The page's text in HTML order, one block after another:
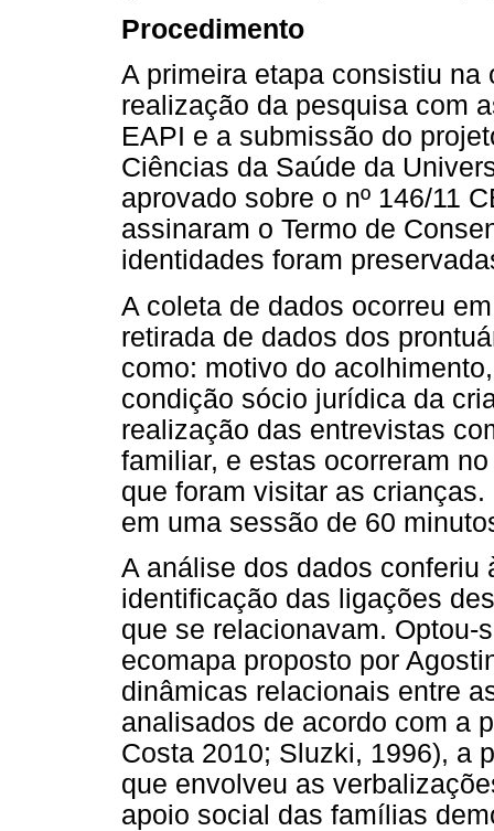
Procedimento
A primeira etapa consistiu
realização da pesquisa com
EAPI e a submissão do
Ciências da Saúde da
aprovado sobre o nº 146/11
assinaram o Termo de
identidades foram
A coleta de dados ocorreu
retirada de dados dos
como: motivo do
condição sócio jurídica da
realização das entrevistas
familiar, e estas ocorreram
que foram visitar as
em uma sessão de 60
A análise dos dados
identificação das ligações
que se relacionavam. Optou-
ecomapa proposto por
dinâmicas relacionais entre
analisados de acordo com a
Costa 2010; Sluzki, 1996), a
que envolveu as
apoio social das famílias